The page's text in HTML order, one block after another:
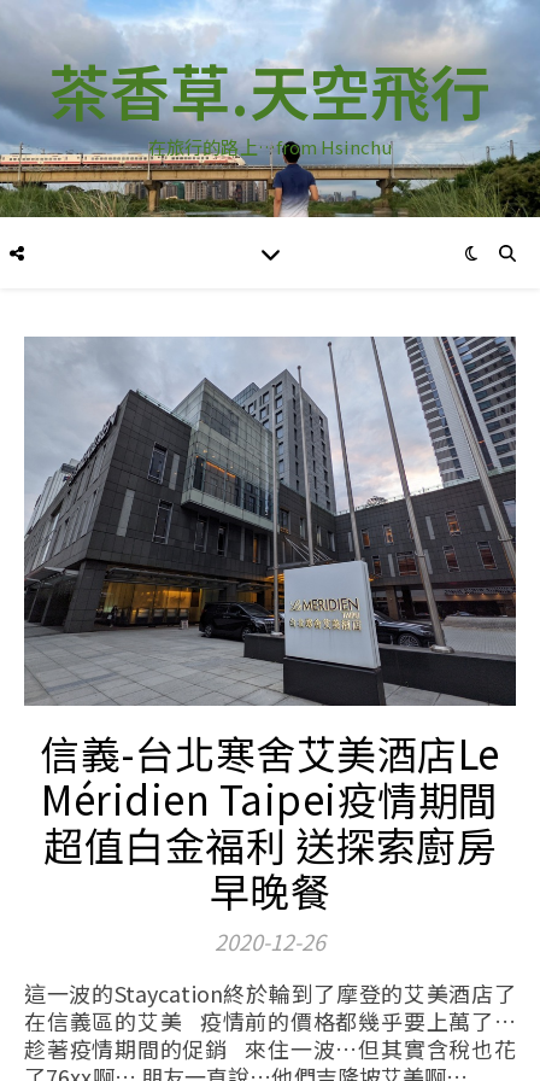
茶香草.天空飛行
在旅行的路上…from Hsinchu
信義-台北寒舍艾美酒店Le
Méridien Taipei疫情期間
超值白金福利 送探索廚房
早晚餐
2020-12-26
這一波的Staycation終於輪到了摩登的艾美酒店了
在信義區的艾美 疫情前的價格都幾乎要上萬了…
趁著疫情期間的促銷 來住一波…但其實含稅也花